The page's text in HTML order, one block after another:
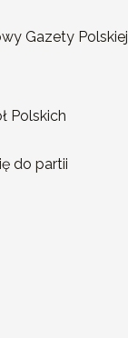
Gazety Polskiej
Polskich
do partii